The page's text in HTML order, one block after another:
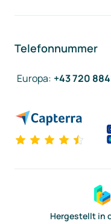
Telefonnummer
Europa: +43 720
Hergestellt in